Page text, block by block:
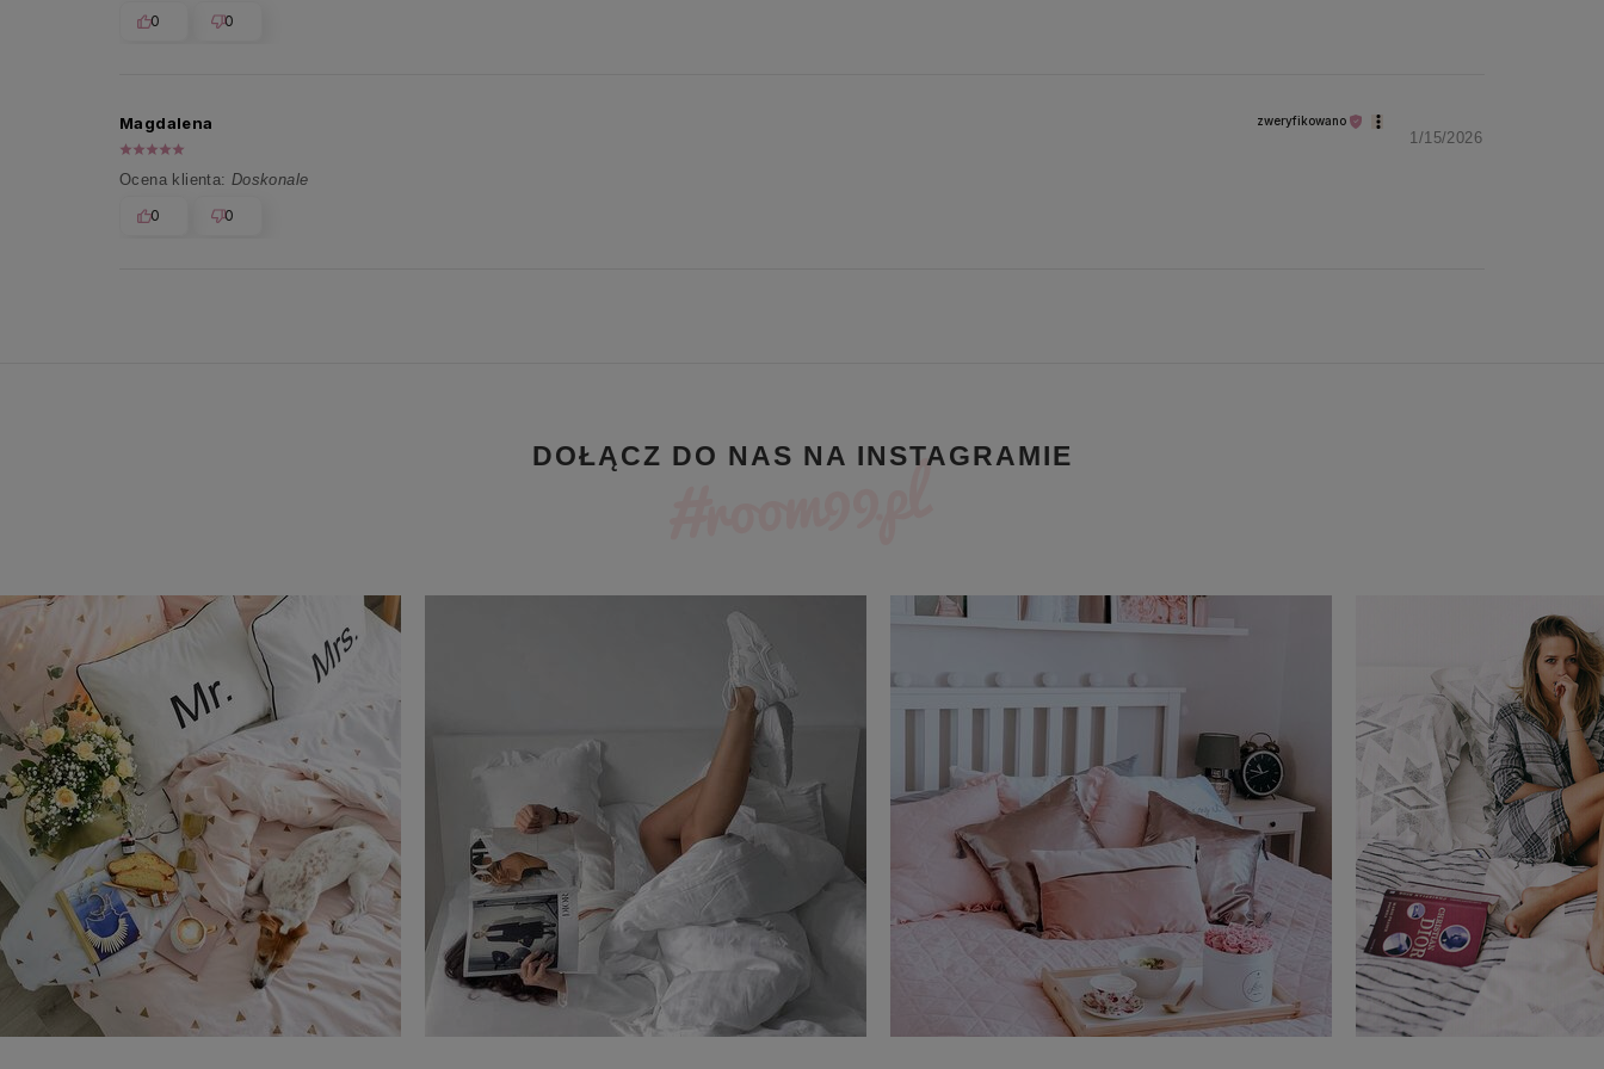
0 0
Magdalena zweryfikowano
Ocena klienta: Doskonale
1/15/2026
0 0
DOŁĄCZ DO NAS NA INSTAGRAMIE